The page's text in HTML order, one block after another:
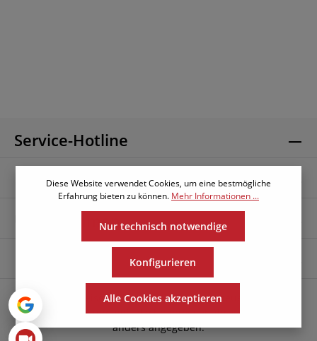
Service-Hotline
Informationen
Unternehmen
* Alle Preise exkl. gesetzl. Mehrwertsteuer zzgl.
Versandkostenund ggf. Nachnahmegebühren, wenn nicht
anders angegeben.
Diese Website verwendet Cookies, um eine bestmögliche
Erfahrung bieten zu können. Mehr Informationen ...
Nur technisch notwendige
Konfigurieren
Alle Cookies akzeptieren